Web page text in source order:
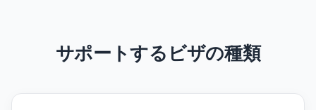
サポートするビザの種類